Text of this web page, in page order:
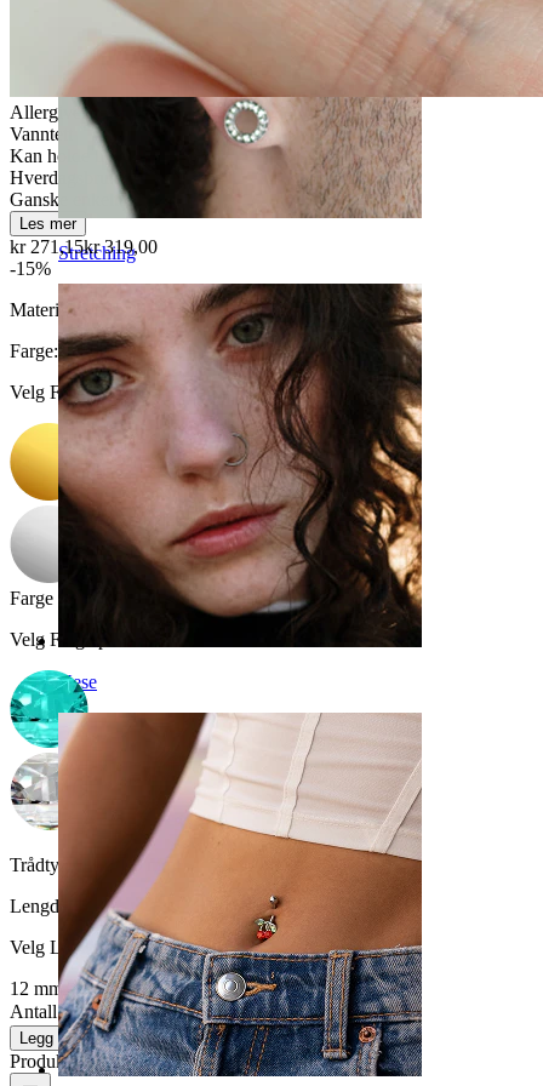
Stretching
Nese
Allergivennlig
Vanntett
Kan holde livet ut
Hverdagsbruk
Ganske enkelt
Les mer
kr 271,15kr 319,00
-15%
Materiale:
Farge:
Velg Farge
Farge på sten
Velg Farge på sten
Trådtykkelse:
1,6 mm
Lengde
Velg Lengde
12 mm14 mm
Antall: 1 Endre
Legg i handlekurv
Produktanmeldelser